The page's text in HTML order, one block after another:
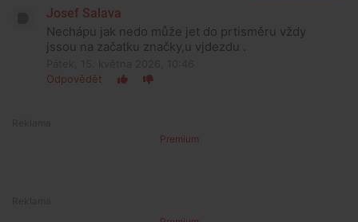
Josef Salava
Nechápu jak nedo může jet do prtisměru vždy
jssou na začatku značky,u vjdezdu .
Odpovědět
Premium